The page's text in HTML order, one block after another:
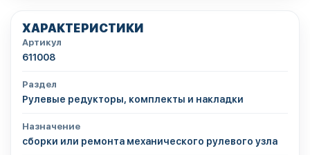
ХАРАКТЕРИСТИКИ
Артикул
611008
Раздел
Рулевые редукторы, комплекты и накладки
Назначение
сборки или ремонта механического рулевого узла